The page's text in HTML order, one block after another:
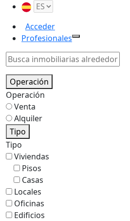
Acceder
Profesionales
Operación
Operación
Venta
Alquiler
Tipo
Tipo
Viviendas
Pisos
Casas
Locales
Oficinas
Edificios